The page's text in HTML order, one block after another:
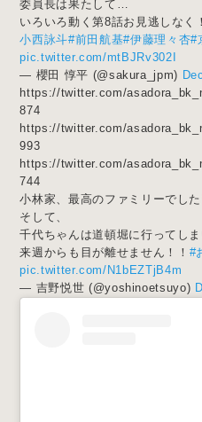
委員長は果たして…
いろいろ動く第8話お見逃しなく！
小西詠斗#前田航基#伊藤理々杏#
pic.twitter.com/mtBJRv302I
— 櫻田 惇平 (@sakura_jpm)
https://twitter.com/
874
https://twitter.com/
993
https://twitter.com/
744
小林家、最高のファミリーでした
そして、
千代ちゃんは道頓堀に行ってし
来週からも目が離せません！！ #
pic.twitter.com/N1bEZTjB4m
— 吉野悦世 (@yoshinoetsuyo)